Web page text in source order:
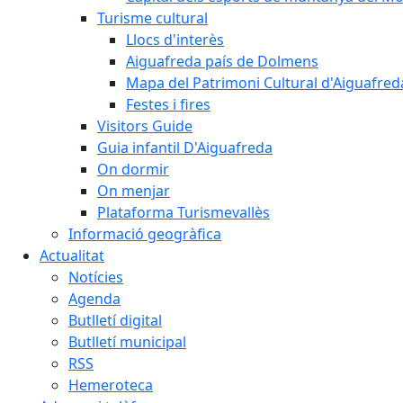
Turisme cultural
Llocs d'interès
Aiguafreda país de Dolmens
Mapa del Patrimoni Cultural
Festes i fires
Visitors Guide
Guia infantil D'Aiguafreda
On dormir
On menjar
Plataforma Turismevallès
Informació geogràfica
Actualitat
Notícies
Agenda
Butlletí digital
Butlletí municipal
RSS
Hemeroteca